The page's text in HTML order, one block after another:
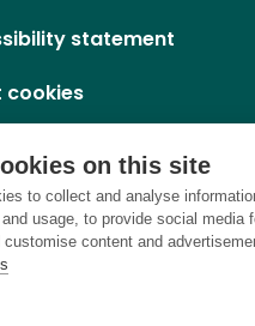
on this site
to collect and analyse
usage, to provide social media
customise content and
statement
cookies